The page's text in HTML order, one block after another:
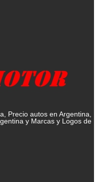
Precio autos en Argentina,
y Marcas y Logos de